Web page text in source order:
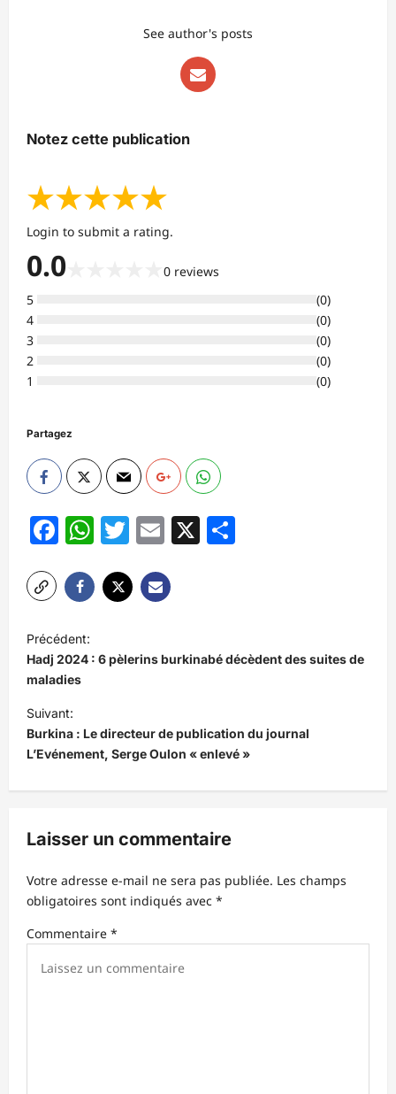
See author's posts
Notez cette publication
★★★★★
Login to submit a rating.
0.0 0 reviews
5
(0)
4
(0)
3
(0)
2
(0)
1
(0)
Partagez
Facebook
WhatsApp
Twitter
Email
X
N
a
v
i
g
a
t
o
n
d
’
Précédent:
Hadj 2024 : 6 pèlerins burkinabé décèdent des suites de
maladies
Suivant:
Burkina : Le directeur de publication du journal
L’Evénement, Serge Oulon « enlevé »
Laisser un commentaire
Votre adresse e-mail ne sera pas publiée. Les champs
obligatoires sont indiqués avec *
Commentaire *